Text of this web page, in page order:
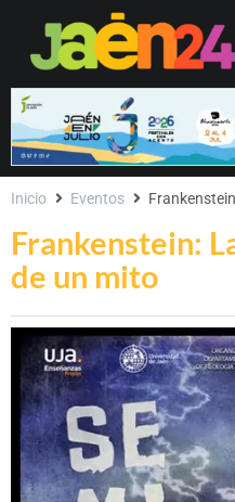
Frankenstein:
de un mito
Inicio Eventos